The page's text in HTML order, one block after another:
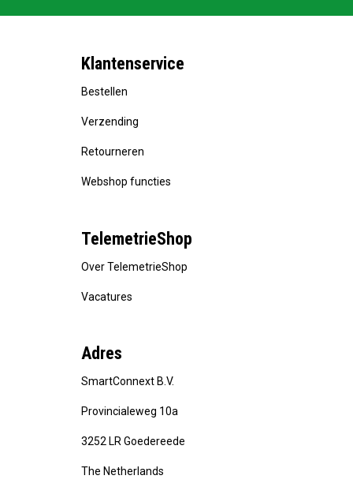
Klantenservice
Bestellen
Verzending
Retourneren
Webshop functies
TelemetrieShop
Over TelemetrieShop
Vacatures
Adres
SmartConnext B.V.
Provincialeweg 10a
3252 LR Goedereede
The Netherlands